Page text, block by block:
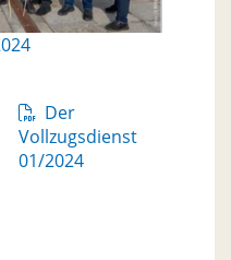
Der
Vollzugsdienst
01/2024